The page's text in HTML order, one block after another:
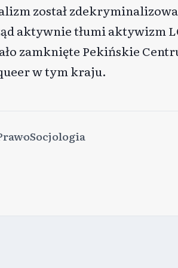
został
aktywnie tłumi aktywizm
zamknięte Pekińskie
w tym kraju.
Socjologia